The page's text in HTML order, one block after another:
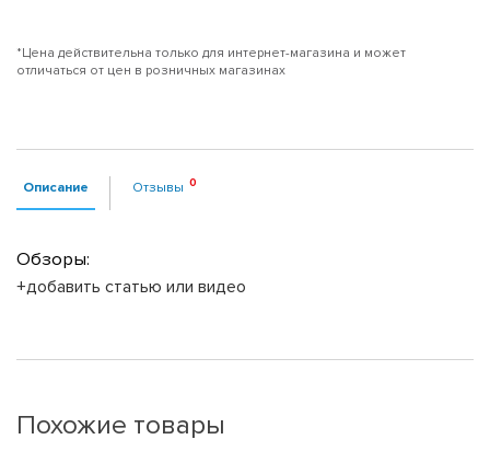
*Цена действительна только для интернет-магазина и может
отличаться от цен в розничных магазинах
Описание Отзывы
Обзоры:
+добавить статью или видео
Похожие товары